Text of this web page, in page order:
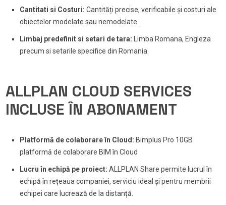
Cantitati si Costuri: Cantități precise, verificabile și costuri ale
obiectelor modelate sau nemodelate.
Limbaj predefinit si setari de tara: Limba Romana, Engleza
precum si setarile specifice din Romania.
ALLPLAN CLOUD SERVICES
INCLUSE ÎN ABONAMENT
Platformă de colaborare în Cloud: Bimplus Pro 10GB
platformă de colaborare BIM în Cloud
Lucru în echipă pe proiect: ALLPLAN Share permite lucrul în
echipă în rețeaua companiei, serviciu ideal și pentru membrii
echipei care lucrează de la distanță.